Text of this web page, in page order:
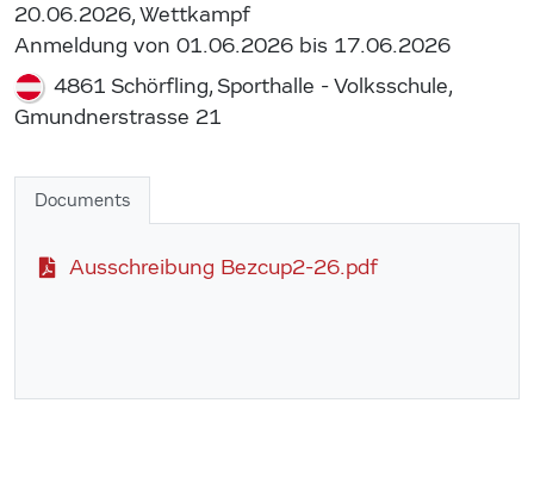
20.06.2026, Wettkampf
Anmeldung von 01.06.2026 bis 17.06.2026
4861 Schörfling, Sporthalle - Volksschule,
Gmundnerstrasse 21
Documents
Ausschreibung Bezcup2-26.pdf